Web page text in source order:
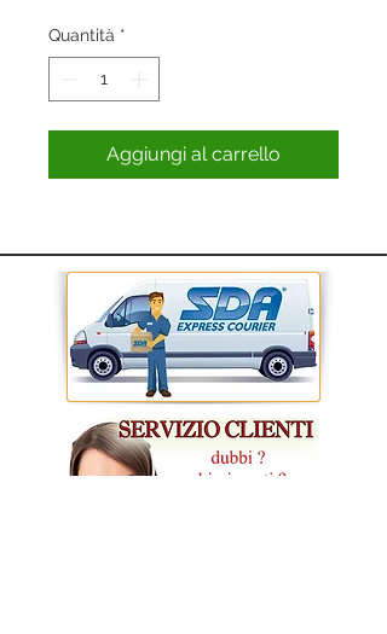
Quantità *
Aggiungi al carrello